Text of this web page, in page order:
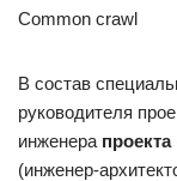
Common crawl
В состав
руководителя
инженера проекта
(инженер-